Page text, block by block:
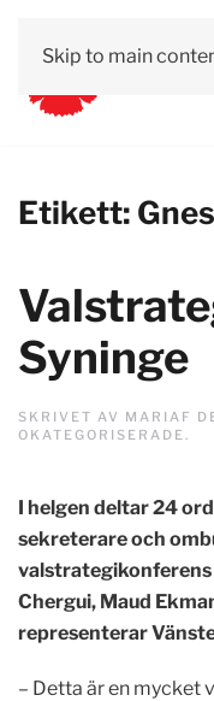
Skip to main
Etikett:
Syninge
SKRIVET AV MARIAF
OKATEGORISERADE.
I helgen deltar 24
sekreterare och
valstrategikonferens
Chergui, Maud
representerar
– Detta är en mycket